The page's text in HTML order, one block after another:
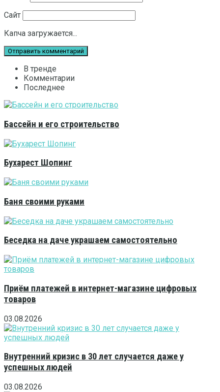
Сайт
Капча загружается...
В тренде
Комментарии
Последнее
Бассейн и его строительство
Бухарест Шопинг
Баня своими руками
Беседка на даче украшаем самостоятельно
Приём платежей в интернет-магазине цифровых
товаров
03.08.2026
Внутренний кризис в 30 лет случается даже у
успешных людей
03.08.2026